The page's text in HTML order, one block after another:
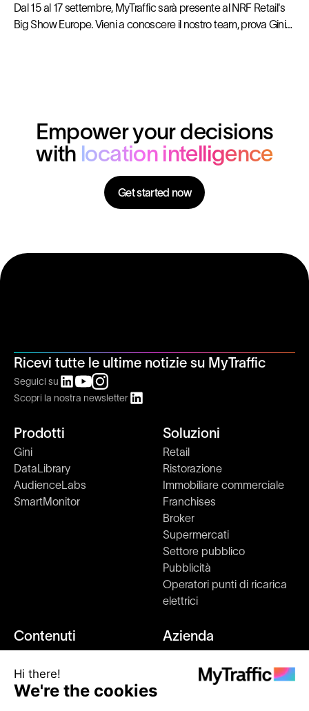
Dal 15 al 17 settembre, MyTraffic sarà presente al NRF Retail's
Big Show Europe. Vieni a conoscere il nostro team, prova Gini
Empower your decisions
with location intelligence
Get started now
Ricevi tutte le ultime notizie su MyTraffic
Seguici su
Scopri la nostra newsletter
Prodotti
Gini
DataLibrary
AudienceLabs
SmartMonitor
Soluzioni
Retail
Ristorazione
Immobiliare commerciale
Franchises
Broker
Supermercati
Settore pubblico
Pubblicità
Operatori punti di ricarica
elettrici
Contenuti
Ricerche di mercato
Blog
Clienti
Azienda
Su di noi
Kit stampa e media
Come funziona